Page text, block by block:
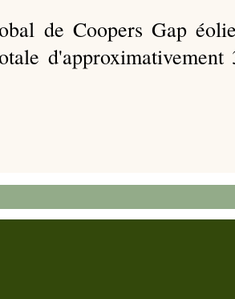
de Coopers Gap